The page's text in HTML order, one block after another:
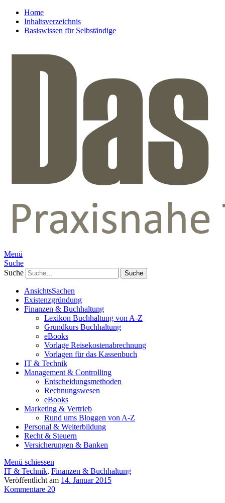
Home
Inhaltsverzeichnis
Basiswissen für Selbständige
Menü
Suche
Suche
AnsichtsSachen
Existenzgründung
Finanzen & Buchhaltung
Lexikon Buchhaltung von A-Z
Grundkurs Buchhaltung
eBooks
Vorlage Reisekostenabrechnung
Vorlagen für das Kassenbuch
IT & Technik
Management & Controlling
Entscheidungsmethoden
Rechnungswesen
eBooks
Marketing & Vertrieb
Rund ums Bloggen von A-Z
Personal & Weiterbildung
Recht & Steuern
Versicherungen & Banken
Menü schiessen
IT & Technik, Finanzen & Buchhaltung
Veröffentlicht am 14. Januar 2015
Kommentare 20